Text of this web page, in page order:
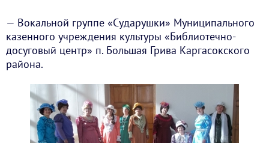
— Вокальной группе «Сударушки» Муниципального
казенного учреждения культуры «Библиотечно-
досуговый центр» п. Большая Грива Каргасокского
района.